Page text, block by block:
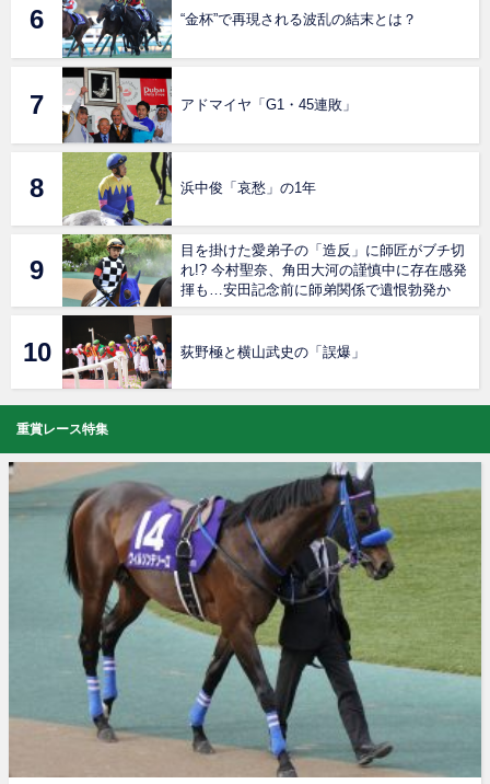
“金杯”で再現される波乱の結末とは？
アドマイヤ「G1・45連敗」
浜中俊「哀愁」の1年
目を掛けた愛弟子の「造反」に師匠がブチ切
れ!? 今村聖奈、角田大河の謹慎中に存在感発
揮も…安田記念前に師弟関係で遺恨勃発か
荻野極と横山武史の「誤爆」
重賞レース特集